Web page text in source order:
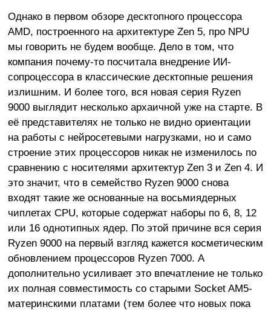
Однако в первом обзоре десктопного процессора
AMD, построенного на архитектуре Zen 5, про NPU
мы говорить не будем вообще. Дело в том, что
компания почему-то посчитала внедрение ИИ-
сопроцессора в классические десктопные решения
излишним. И более того, вся новая серия Ryzen
9000 выглядит несколько архаичной уже на старте. В
её представителях не только не видно ориентации
на работы с нейросетевыми нагрузками, но и само
строение этих процессоров никак не изменилось по
сравнению с носителями архитектур Zen 3 и Zen 4. И
это значит, что в семейство Ryzen 9000 снова
входят такие же основанные на восьмиядерных
чиплетах CPU, которые содержат наборы по 6, 8, 12
или 16 однотипных ядер. По этой причине вся серия
Ryzen 9000 на первый взгляд кажется косметическим
обновлением процессоров Ryzen 7000. А
дополнительно усиливает это впечатление не только
их полная совместимость со старыми Socket AM5-
материнскими платами (тем более что новых пока